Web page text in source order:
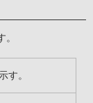
す。